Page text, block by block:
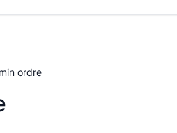
ordre